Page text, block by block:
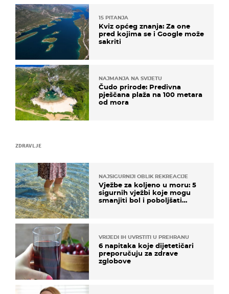
ZDRAVLJE
NAJSIGURNIJI OBLIK REKREACIJE
Vježbe za koljeno u moru: 5
sigurnih vježbi koje mogu
smanjiti bol i poboljšati
VRIJEDI IH UVRSTITI U PREHRANU
6 napitaka koje dijetetičari
preporučuju za zdrave
zglobove
15 PITANJA
Kviz općeg znanja: Za one
pred kojima se i Google može
sakriti
NAJMANJA NA SVIJETU
Čudo prirode: Predivna
pješčana plaža na 100 metara
od mora